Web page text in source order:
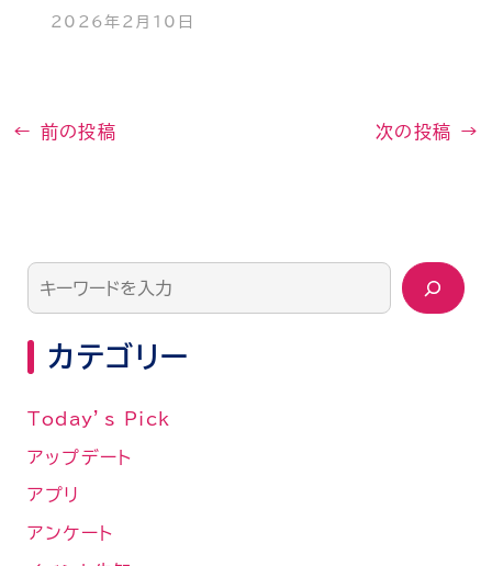
2026年2月10日
← 前の投稿 次の投稿 →
カテゴリー
Today’s Pick
アップデート
アプリ
アンケート